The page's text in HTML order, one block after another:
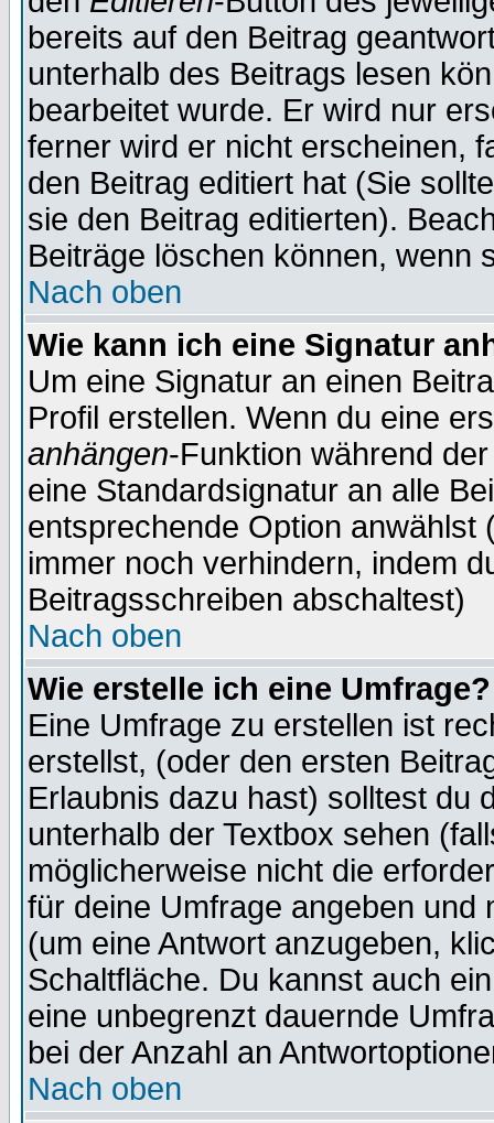
bereits auf den Beitrag
unterhalb des Beitrags lesen
bearbeitet wurde. Er wird nur
ferner wird er nicht erscheinen,
den Beitrag editiert hat (Sie
sie den Beitrag editierten).
Beiträge löschen können, wenn
Nach oben
Wie kann ich eine Signatur
Um eine Signatur an einen
Profil erstellen. Wenn du eine
anhängen-Funktion während
eine Standardsignatur an alle
entsprechende Option anwählst
immer noch verhindern, indem
Beitragsschreiben abschaltest)
Nach oben
Wie erstelle ich eine Umfrage?
Eine Umfrage zu erstellen ist
erstellst, (oder den ersten
Erlaubnis dazu hast) solltest du
unterhalb der Textbox sehen
möglicherweise nicht die
für deine Umfrage angeben und
(um eine Antwort anzugeben,
Schaltfläche. Du kannst auch
eine unbegrenzt dauernde
bei der Anzahl an
Nach oben